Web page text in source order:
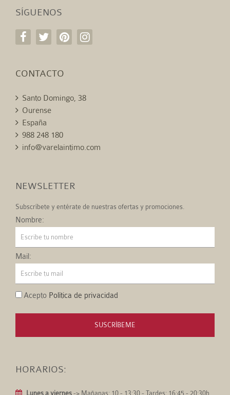
SÍGUENOS
CONTACTO
Santo Domingo, 38
Ourense
España
988 248 180
info@varelaintimo.com
NEWSLETTER
Subscríbete y entérate de nuestras ofertas y promociones.
Nombre:
Mail:
Acepto Política de privacidad
SUSCRÍBEME
HORARIOS:
Lunes a viernes -> Mañanas: 10 - 13:30 - Tardes: 16:45 - 20:30h